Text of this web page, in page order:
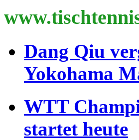
Dang Qiu
Yokohama
WTT
startet heute